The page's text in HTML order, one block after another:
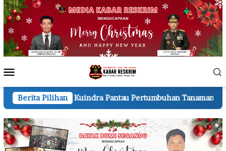
Loncat
ke
konten
Mobile
Berita Pilihan
Pantau Pertumbuhan Tanaman Jagung di Kelurahan